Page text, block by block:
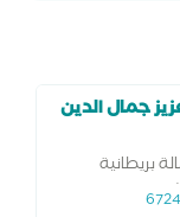
جمال الدين
بريطانية
وجراحة طب 6724